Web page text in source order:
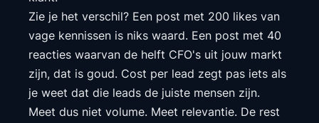
Zie je het verschil? Een post met 200 likes van
vage kennissen is niks waard. Een post met 40
reacties waarvan de helft CFO's uit jouw markt
zijn, dat is goud. Cost per lead zegt pas iets als
je weet dat die leads de juiste mensen zijn.
Meet dus niet volume. Meet relevantie. De rest